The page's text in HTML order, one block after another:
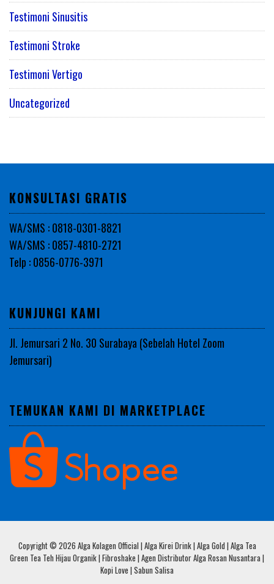
Testimoni Sinusitis
Testimoni Stroke
Testimoni Vertigo
Uncategorized
KONSULTASI GRATIS
WA/SMS : 0818-0301-8821
WA/SMS : 0857-4810-2721
Telp : 0856-0776-3971
KUNJUNGI KAMI
Jl. Jemursari 2 No. 30 Surabaya (Sebelah Hotel Zoom
Jemursari)
TEMUKAN KAMI DI MARKETPLACE
Copyright © 2026 Alga Kolagen Official | Alga Kirei Drink | Alga Gold | Alga Tea
Green Tea Teh Hijau Organik | Fibroshake | Agen Distributor Alga Rosan Nusantara |
Kopi Love | Sabun Salisa